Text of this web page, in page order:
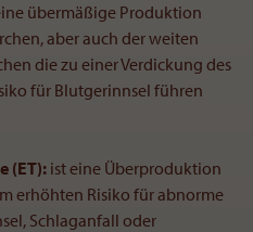
übermäßige Produktion
aber auch der weiten
die zu einer Verdickung des
für Blutgerinnsel führen
(ET): ist eine Überproduktion
erhöhten Risiko für abnorme
Schlaganfall oder